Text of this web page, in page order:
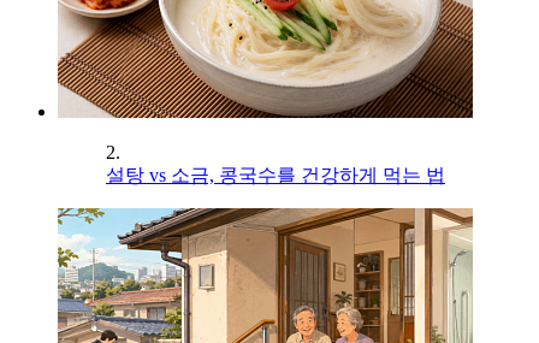
2.
설탕 vs 소금, 콩국수를 건강하게 먹는 법